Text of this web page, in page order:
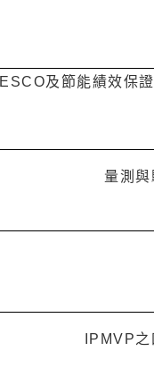
ESCO及節能績效保
量測
IPMVP